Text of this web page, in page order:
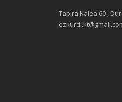
Tabira Kalea 60 ,